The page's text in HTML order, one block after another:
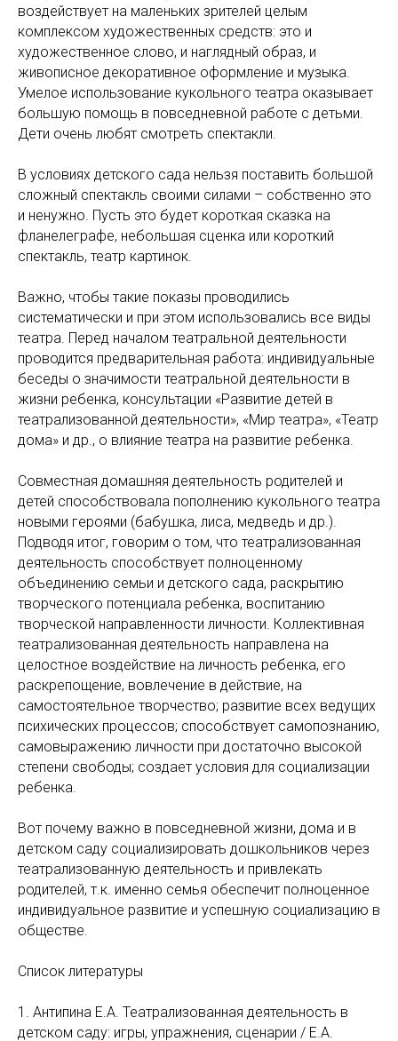
воздействует на маленьких зрителей целым
комплексом художественных средств: это и
художественное слово, и наглядный образ, и
живописное декоративное оформление и музыка.
Умелое использование кукольного театра оказывает
большую помощь в повседневной работе с детьми.
Дети очень любят смотреть спектакли.
В условиях детского сада нельзя поставить большой
сложный спектакль своими силами – собственно это
и ненужно. Пусть это будет короткая сказка на
фланелеграфе, небольшая сценка или короткий
спектакль, театр картинок.
Важно, чтобы такие показы проводились
систематически и при этом использовались все виды
театра. Перед началом театральной деятельности
проводится предварительная работа: индивидуальные
беседы о значимости театральной деятельности в
жизни ребенка, консультации «Развитие детей в
театрализованной деятельности», «Мир театра», «Театр
дома» и др., о влияние театра на развитие ребенка.
Совместная домашняя деятельность родителей и
детей способствовала пополнению кукольного театра
новыми героями (бабушка, лиса, медведь и др.).
Подводя итог, говорим о том, что театрализованная
деятельность способствует полноценному
объединению семьи и детского сада, раскрытию
творческого потенциала ребенка, воспитанию
творческой направленности личности. Коллективная
театрализованная деятельность направлена на
целостное воздействие на личность ребенка, его
раскрепощение, вовлечение в действие, на
самостоятельное творчество; развитие всех ведущих
психических процессов; способствует самопознанию,
самовыражению личности при достаточно высокой
степени свободы; создает условия для социализации
ребенка.
Вот почему важно в повседневной жизни, дома и в
детском саду социализировать дошкольников через
театрализованную деятельность и привлекать
родителей, т.к. именно семья обеспечит полноценное
индивидуальное развитие и успешную социализацию в
обществе.
Список литературы
1. Антипина Е.А. Театрализованная деятельность в
детском саду: игры, упражнения, сценарии / Е.А.